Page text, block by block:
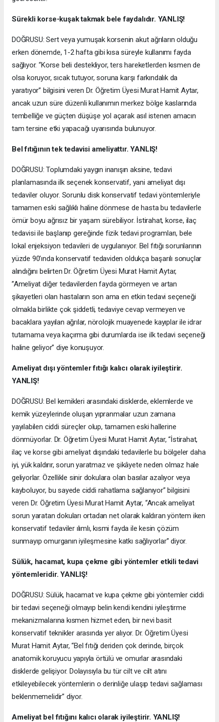
Sürekli korse-kuşak takmak bele faydalıdır. YANLIŞ!
DOĞRUSU: Sert veya yumuşak korsenin akut ağrıların olduğu
erken dönemde, 1-2 hafta gibi kısa süreyle kullanımı fayda
sağlıyor. “Korse beli destekliyor, ters hareketlerden kısmen de
olsa koruyor, sıcak tutuyor, soruna karşı farkındalık da
yaratıyor” bilgisini veren Dr. Öğretim Üyesi Murat Hamit Aytar,
ancak uzun süre düzenli kullanımın merkez bölge kaslarında
tembelliğe ve güçten düşüşe yol açarak asıl istenen amacın
tam tersine etki yapacağı uyarısında bulunuyor.
Bel fıtığının tek tedavisi ameliyattır. YANLIŞ!
DOĞRUSU: Toplumdaki yaygın inanışın aksine, tedavi
planlamasında ilk seçenek konservatif, yani ameliyat dışı
tedaviler oluyor. Sorunlu disk konservatif tedavi yöntemleriyle
tamamen eski sağlıklı haline dönmese de hasta bu tedavilerle
ömür boyu ağrısız bir yaşam sürebiliyor. İstirahat, korse, ilaç
tedavisi ile başlanıp gereğinde fizik tedavi programları, bele
lokal enjeksiyon tedavileri de uygulanıyor. Bel fıtığı sorunlarının
yüzde 90’ında konservatif tedaviden oldukça başarılı sonuçlar
alındığını belirten Dr. Öğretim Üyesi Murat Hamit Aytar,
”Ameliyat diğer tedavilerden fayda görmeyen ve artan
şikayetleri olan hastaların son ama en etkin tedavi seçeneği
olmakla birlikte çok şiddetli, tedaviye cevap vermeyen ve
bacaklara yayılan ağrılar, nörolojik muayenede kayıplar ile idrar
tutamama veya kaçırma gibi durumlarda ise ilk tedavi seçeneği
haline geliyor” diye konuşuyor.
Ameliyat dışı yöntemler fıtığı kalıcı olarak iyileştirir.
YANLIŞ!
DOĞRUSU: Bel kemikleri arasındaki disklerde, eklemlerde ve
kemik yüzeylerinde oluşan yıpranmalar uzun zamana
yayılabilen ciddi süreçler olup, tamamen eski hallerine
dönmüyorlar. Dr. Öğretim Üyesi Murat Hamit Aytar, “İstirahat,
ilaç ve korse gibi ameliyat dışındaki tedavilerle bu bölgeler daha
iyi, yük kaldırır, sorun yaratmaz ve şikâyete neden olmaz hale
geliyorlar. Özellikle sinir dokulara olan basılar azalıyor veya
kayboluyor, bu sayede ciddi rahatlama sağlanıyor” bilgisini
veren Dr. Öğretim Üyesi Murat Hamit Aytar, “Ancak ameliyat
sorun yaratan dokuları ortadan net olarak kaldıran yöntem iken
konservatif tedaviler ılımlı, kısmi fayda ile kesin çözüm
sunmayıp omurganın iyileşmesine katkı sağlıyorlar” diyor.
Sülük, hacamat, kupa çekme gibi yöntemler etkili tedavi
yöntemleridir. YANLIŞ!
DOĞRUSU: Sülük, hacamat ve kupa çekme gibi yöntemler ciddi
bir tedavi seçeneği olmayıp belin kendi kendini iyileştirme
mekanizmalarına kısmen hizmet eden, bir nevi basit
konservatif teknikler arasında yer alıyor. Dr. Öğretim Üyesi
Murat Hamit Aytar, “Bel fıtığı deriden çok derinde, birçok
anatomik koruyucu yapıyla örtülü ve omurlar arasındaki
disklerde gelişiyor. Dolayısıyla bu tür cilt ve cilt atını
etkileyebilecek yöntemlerin o derinliğe ulaşıp tedavi sağlaması
beklenmemelidir” diyor.
Ameliyat bel fıtığını kalıcı olarak iyileştirir. YANLIŞ!